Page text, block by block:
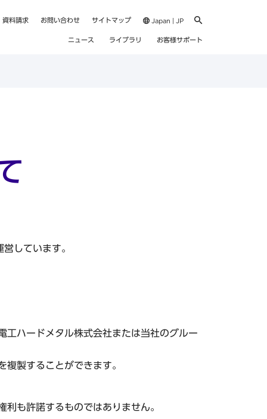
資料請求 お問い合わせ サイトマップ
Japan | JP
ニュース
ライブラリ お客様サポート
しています。
ハードメタル株式会社または当社のグルー
製することができます。
も許諾するものではありません。